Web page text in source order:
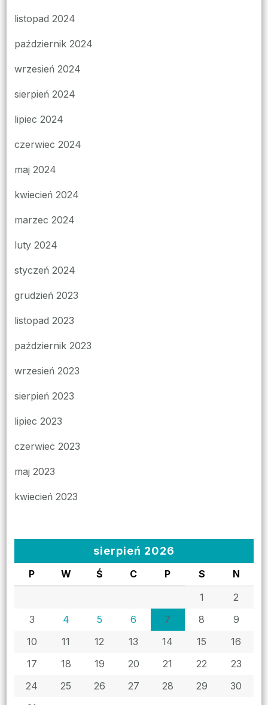
listopad 2024
październik 2024
wrzesień 2024
sierpień 2024
lipiec 2024
czerwiec 2024
maj 2024
kwiecień 2024
marzec 2024
luty 2024
styczeń 2024
grudzień 2023
listopad 2023
październik 2023
wrzesień 2023
sierpień 2023
lipiec 2023
czerwiec 2023
maj 2023
kwiecień 2023
sierpień 2026
P W Ś C P S
N
1
2
3
4 5 6 7 8
9
10
11 12 13 14 15
16
17
18 19 20 21 22
23
24
25 26 27 28 29
30